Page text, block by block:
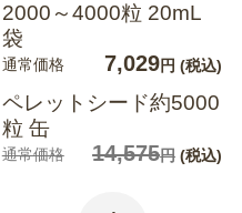
2000～4000粒 20mL
袋
通常価格 7,029円 (税込)
ペレットシード約5000
粒 缶
通常価格 14,575円 (税込)